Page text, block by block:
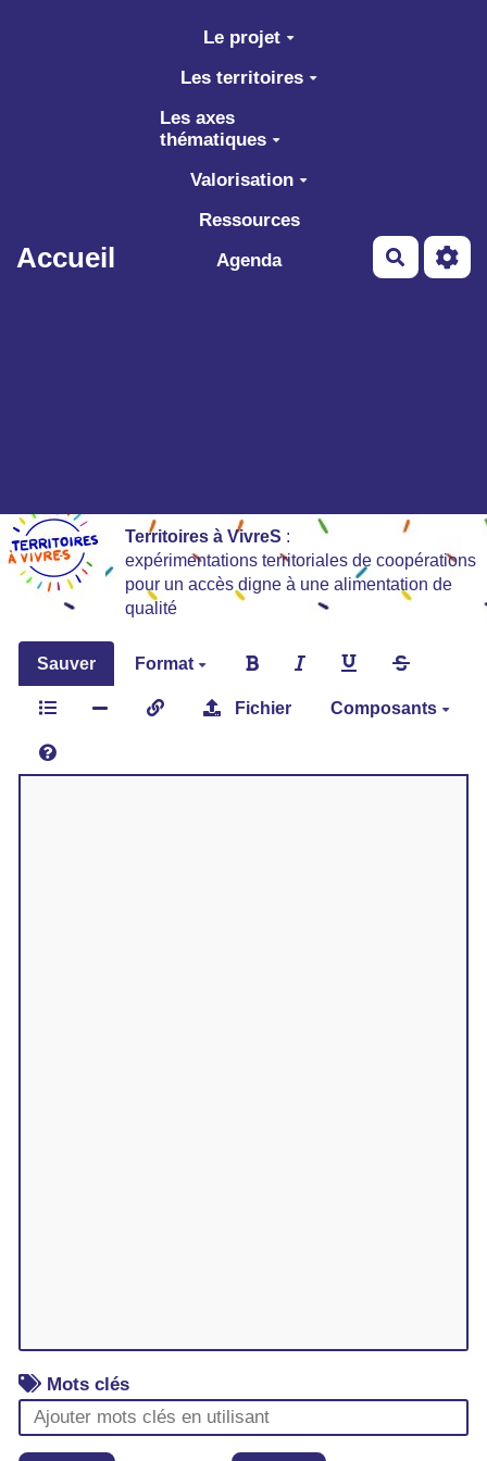
Aller au contenu principal
Accueil
Le projet
Les territoires
Les axes
thématiques
Valorisation
Ressources
Agenda
Territoires à VivreS :
expérimentations territoriales de coopérations
pour un accès digne à une alimentation de
qualité
Sauver Format
Fichier Composants
Mots clés